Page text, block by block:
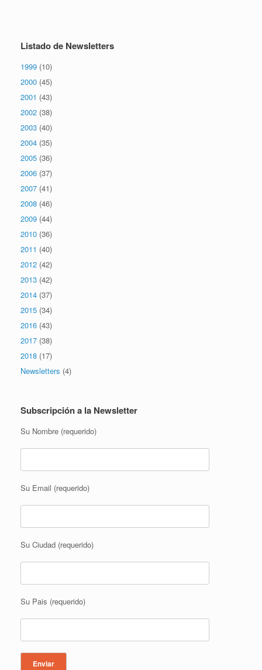
Listado de Newsletters
1999 (10)
2000 (45)
2001 (43)
2002 (38)
2003 (40)
2004 (35)
2005 (36)
2006 (37)
2007 (41)
2008 (46)
2009 (44)
2010 (36)
2011 (40)
2012 (42)
2013 (42)
2014 (37)
2015 (34)
2016 (43)
2017 (38)
2018 (17)
Newsletters (4)
Subscripción a la Newsletter
Su Nombre (requerido)
Su Email (requerido)
Su Ciudad (requerido)
Su Pais (requerido)